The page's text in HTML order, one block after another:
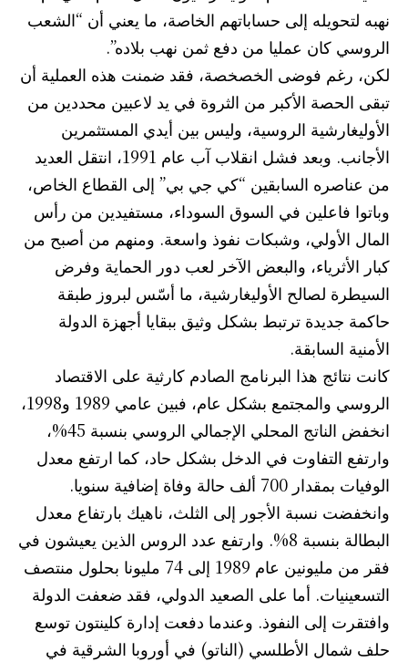
نهبه لتحويله إلى حساباتهم الخاصة، ما يعني أن “الشعب
الروسي كان عمليا من دفع ثمن نهب بلاده”.
لكن، رغم فوضى الخصخصة، فقد ضمنت هذه العملية أن
تبقى الحصة الأكبر من الثروة في يد لاعبين محددين من
الأوليغارشية الروسية، وليس بين أيدي المستثمرين
الأجانب. وبعد فشل انقلاب آب عام 1991، انتقل العديد
من عناصره السابقين “كي جي بي” إلى القطاع الخاص،
وباتوا فاعلين في السوق السوداء، مستفيدين من رأس
المال الأولي، وشبكات نفوذ واسعة. ومنهم من أصبح من
كبار الأثرياء، والبعض الآخر لعب دور الحماية وفرض
السيطرة لصالح الأوليغارشية، ما أسّس لبروز طبقة
حاكمة جديدة ترتبط بشكل وثيق ببقايا أجهزة الدولة
الأمنية السابقة.
كانت نتائج هذا البرنامج الصادم كارثية على الاقتصاد
الروسي والمجتمع بشكل عام، فبين عامي 1989 و1998،
انخفض الناتج المحلي الإجمالي الروسي بنسبة 45%،
وارتفع التفاوت في الدخل بشكل حاد، كما ارتفع معدل
الوفيات بمقدار 700 ألف حالة وفاة إضافية سنويا.
وانخفضت نسبة الأجور إلى الثلث، ناهيك بارتفاع معدل
البطالة بنسبة 8%. وارتفع عدد الروس الذين يعيشون في
فقر من مليونين عام 1989 إلى 74 مليونا بحلول منتصف
التسعينيات. أما على الصعيد الدولي، فقد ضعفت الدولة
وافتقرت إلى النفوذ. وعندما دفعت إدارة كلينتون توسع
حلف شمال الأطلسي (الناتو) في أوروبا الشرقية في